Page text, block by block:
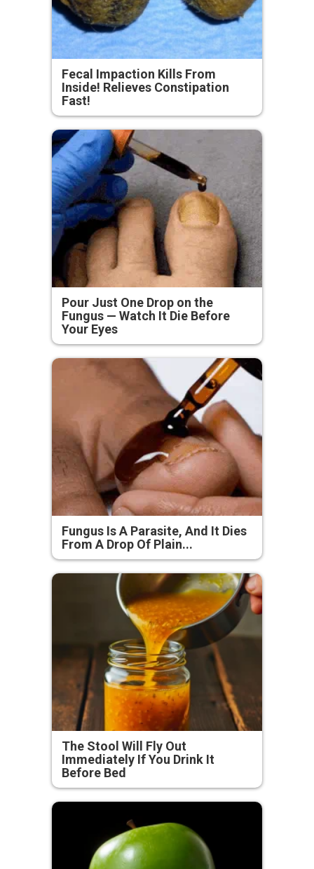
Fecal Impaction Kills From
Inside! Relieves Constipation
Fast!
Pour Just One Drop on the
Fungus — Watch It Die Before
Your Eyes
Fungus Is A Parasite, And It Dies
From A Drop Of Plain...
The Stool Will Fly Out
Immediately If You Drink It
Before Bed